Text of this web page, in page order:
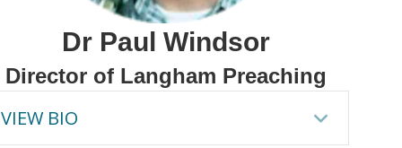
Dr Paul Windsor
Director of Langham Preaching
VIEW BIO